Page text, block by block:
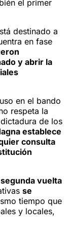
el primer
destinado a
en fase
y abrir la
en el bando
respeta la
de los
establece
consulta
vuelta
se
tiempo que
y locales,